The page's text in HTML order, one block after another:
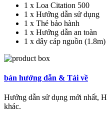
1 x Loa Citation 500
1 x Hướng dẫn sử dụng
1 x Thẻ bảo hành
1 x Hướng dẫn an toàn
1 x dây cáp nguồn (1.8m)
bản hướng dẫn & Tải về
Hướng dẫn sử dụng mới nhất,
khác.